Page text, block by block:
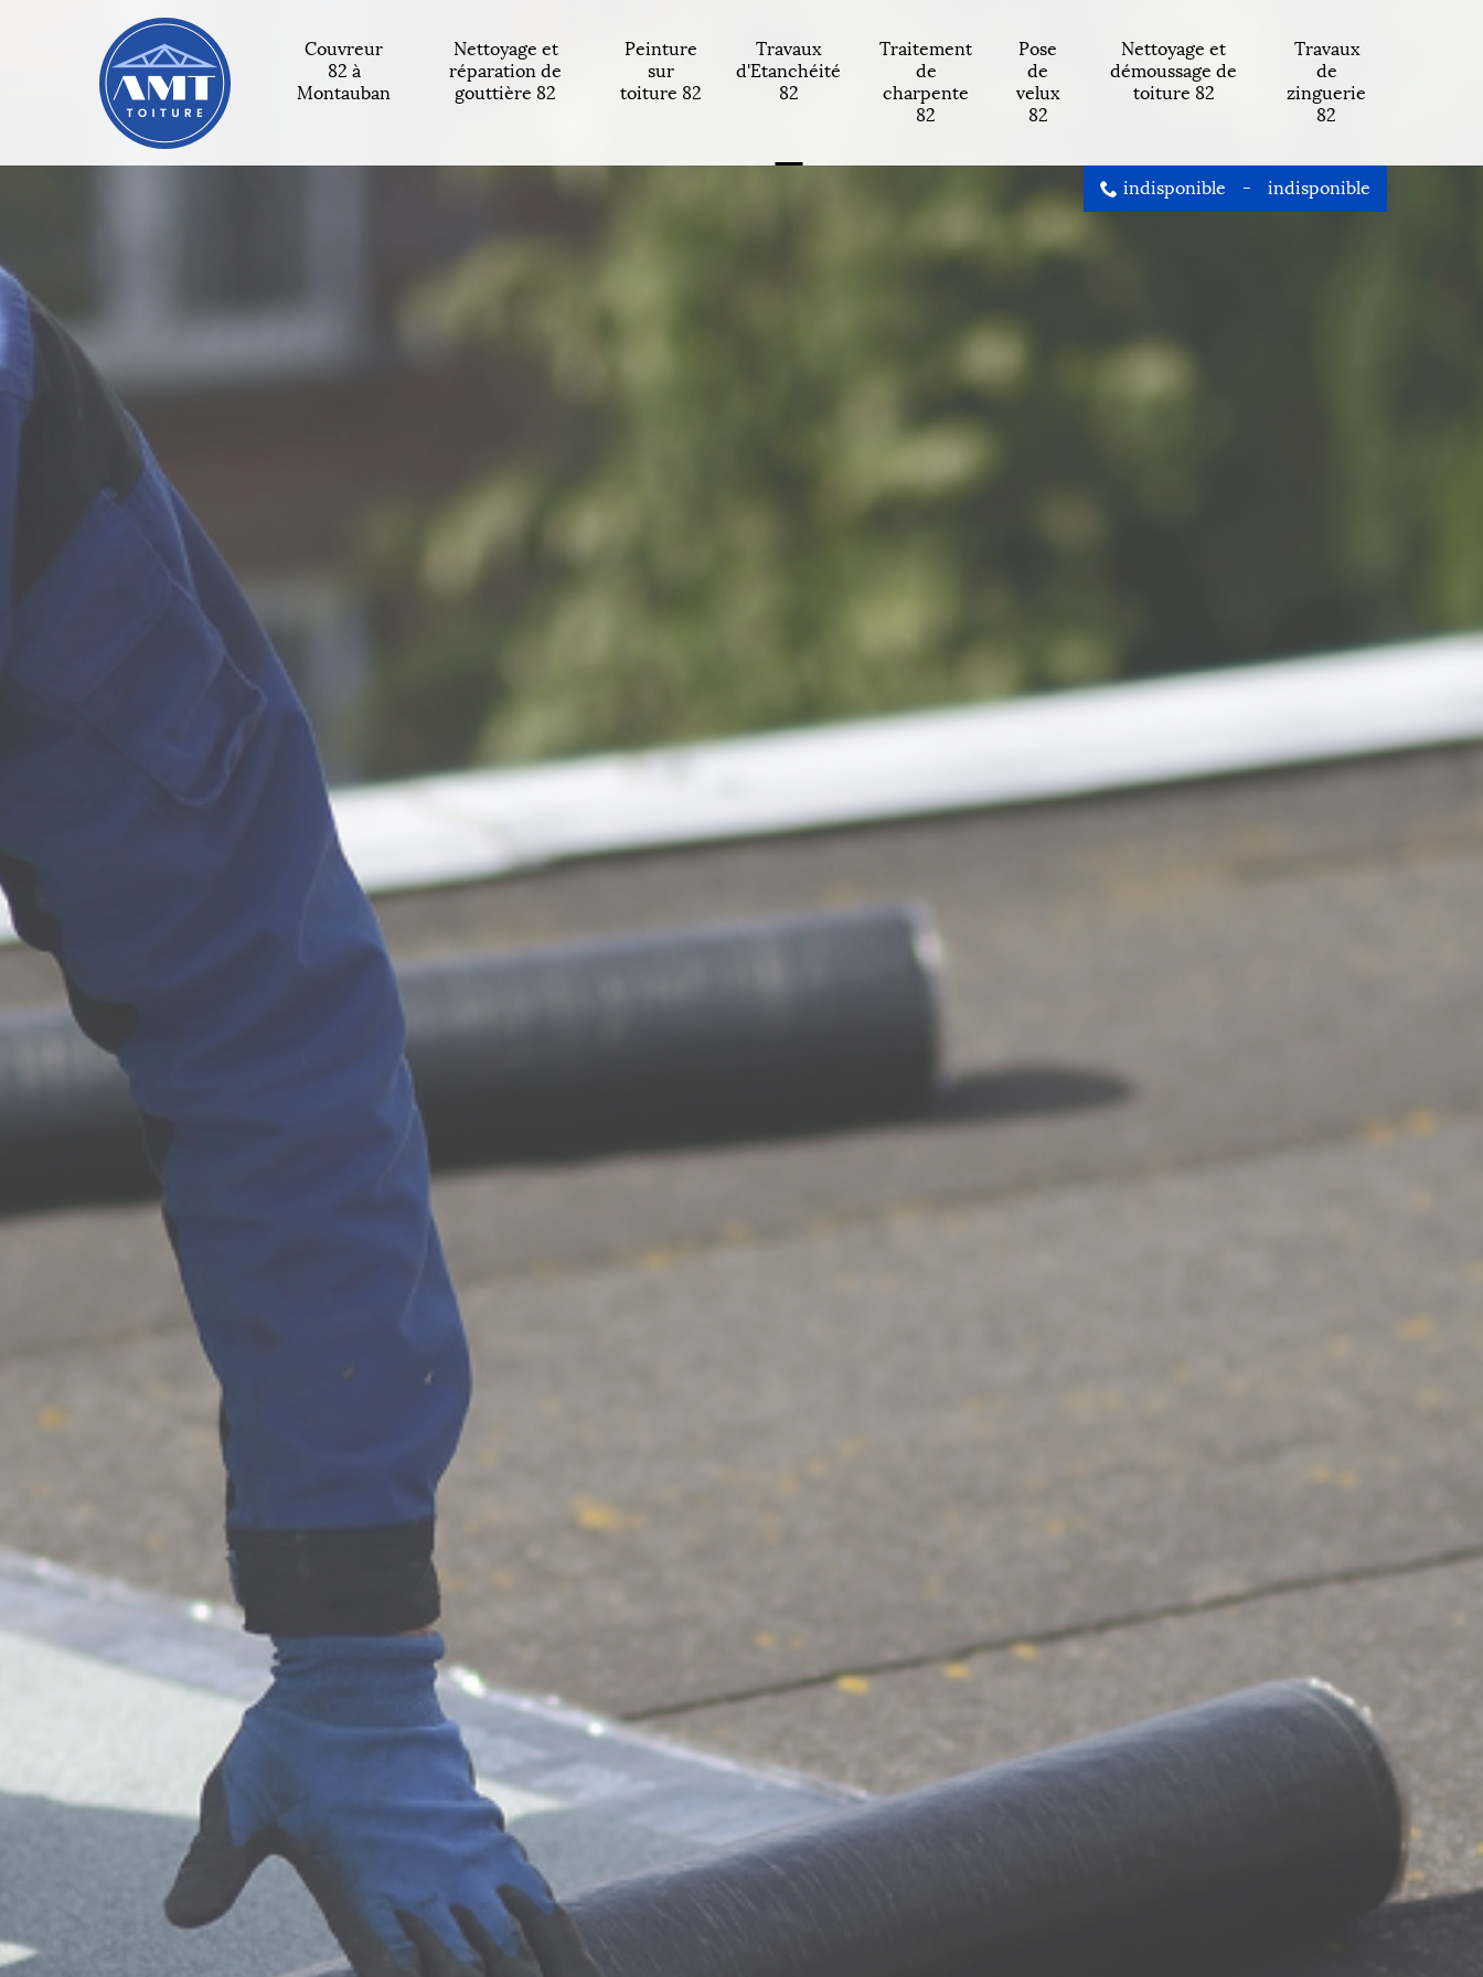
Couvreur
82 à
Montauban
Nettoyage et
réparation de
gouttière 82
Peinture
sur
toiture 82
Travaux
d'Etanchéité
82
Traitement
de
charpente
82
Pose
de
velux
82
Nettoyage et
démoussage de
toiture 82
Travaux
de
zinguerie
82
indisponible - indisponible